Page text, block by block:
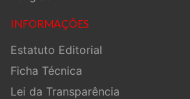
INFORMAÇÕES
Estatuto Editorial
Ficha Técnica
Lei da Transparência